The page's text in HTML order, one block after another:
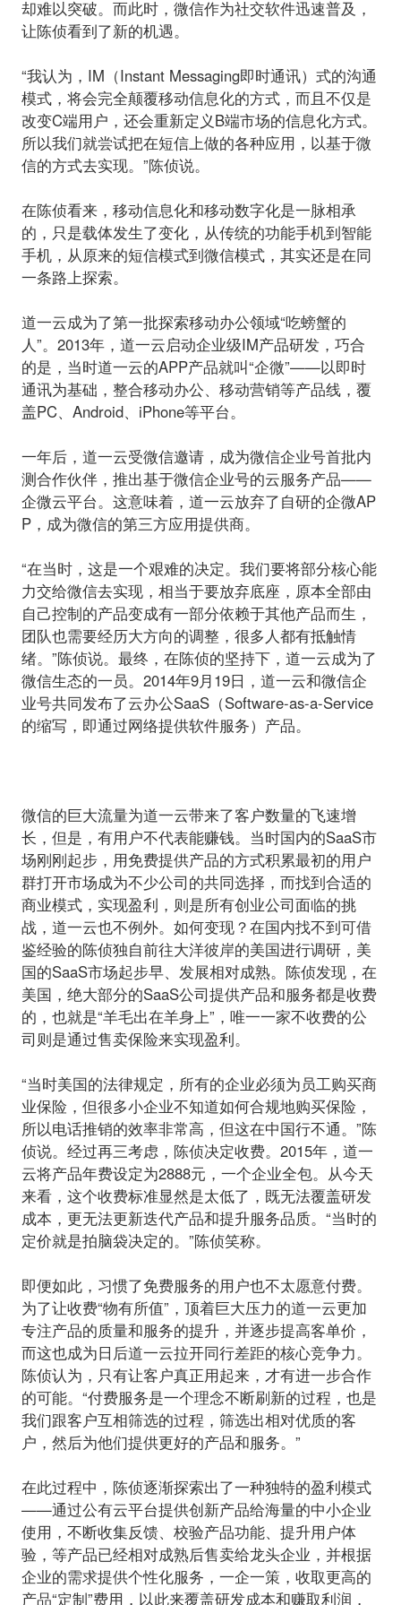
却难以突破。而此时，微信作为社交软件迅速普及，
让陈侦看到了新的机遇。
“我认为，IM（Instant Messaging即时通讯）式的沟通
模式，将会完全颠覆移动信息化的方式，而且不仅是
改变C端用户，还会重新定义B端市场的信息化方式。
所以我们就尝试把在短信上做的各种应用，以基于微
信的方式去实现。”陈侦说。
在陈侦看来，移动信息化和移动数字化是一脉相承
的，只是载体发生了变化，从传统的功能手机到智能
手机，从原来的短信模式到微信模式，其实还是在同
一条路上探索。
道一云成为了第一批探索移动办公领域“吃螃蟹的
人”。2013年，道一云启动企业级IM产品研发，巧合
的是，当时道一云的APP产品就叫“企微”——以即时
通讯为基础，整合移动办公、移动营销等产品线，覆
盖PC、Android、iPhone等平台。
一年后，道一云受微信邀请，成为微信企业号首批内
测合作伙伴，推出基于微信企业号的云服务产品——
企微云平台。这意味着，道一云放弃了自研的企微AP
P，成为微信的第三方应用提供商。
“在当时，这是一个艰难的决定。我们要将部分核心能
力交给微信去实现，相当于要放弃底座，原本全部由
自己控制的产品变成有一部分依赖于其他产品而生，
团队也需要经历大方向的调整，很多人都有抵触情
绪。”陈侦说。最终，在陈侦的坚持下， 道一云成为了
微信生态的一员。2014年9月19日，道一云和微信企
业号共同发布了云办公SaaS（Software-as-a-Service
的缩写，即通过网络提供软件服务）产品。
微信的巨大流量为道一云带来了客户数量的飞速增
长，但是，有用户不代表能赚钱。当时国内的SaaS市
场刚刚起步，用免费提供产品的方式积累最初的用户
群打开市场成为不少公司的共同选择，而找到合适的
商业模式，实现盈利，则是所有创业公司面临的挑
战，道一云也不例外。如何变现？在国内找不到可借
鉴经验的陈侦独自前往大洋彼岸的美国进行调研，美
国的SaaS市场起步早、发展相对成熟。陈侦发现，在
美国，绝大部分的SaaS公司提供产品和服务都是收费
的，也就是“羊毛出在羊身上”，唯一一家不收费的公
司则是通过售卖保险来实现盈利。
“当时美国的法律规定，所有的企业必须为员工购买商
业保险，但很多小企业不知道如何合规地购买保险，
所以电话推销的效率非常高，但这在中国行不通。”陈
侦说。经过再三考虑，陈侦决定收费。2015年，道一
云将产品年费设定为2888元，一个企业全包。从今天
来看，这个收费标准显然是太低了，既无法覆盖研发
成本，更无法更新迭代产品和提升服务品质。“当时的
定价就是拍脑袋决定的。”陈侦笑称。
即便如此，习惯了免费服务的用户也不太愿意付费。
为了让收费“物有所值”，顶着巨大压力的道一云更加
专注产品的质量和服务的提升，并逐步提高客单价，
而这也成为日后道一云拉开同行差距的核心竞争力。
陈侦认为，只有让客户真正用起来，才有进一步合作
的可能。 “付费服务是一个理念不断刷新的过程，也是
我们跟客户互相筛选的过程，筛选出相对优质的客
户，然后为他们提供更好的产品和服务。”
在此过程中，陈侦逐渐探索出了一种独特的盈利模式
——通过公有云平台提供创新产品给海量的中小企业
使用，不断收集反馈、校验产品功能、提升用户体
验，等产品已经相对成熟后售卖给龙头企业，并根据
企业的需求提供个性化服务，一企一策，收取更高的
产品“定制”费用，以此来覆盖研发成本和赚取利润，